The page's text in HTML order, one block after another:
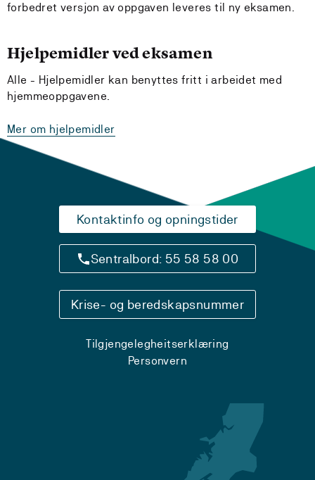
forbedret versjon av oppgaven leveres til ny eksamen.
Hjelpemidler ved eksamen
Alle - Hjelpemidler kan benyttes fritt i arbeidet med
hjemmeoppgavene.
Mer om hjelpemidler
Kontaktinfo og opningstider
Sentralbord: 55 58 58 00
Krise- og beredskapsnummer
Tilgjengelegheitserklæring
Personvern